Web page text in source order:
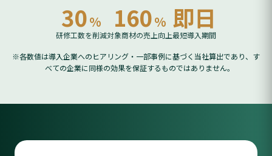
30%
研修工数を削減
160%
対象商材の売上向上
即日
最短導入期間
※各数値は導入企業へのヒアリング・一部事例に基づく当社算出であり、 す
べての企業に同様の効果を保証するものではありません。